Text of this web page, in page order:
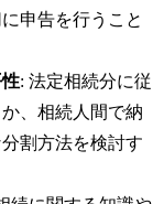
申告を行うこと
: 法定相続分に従
、相続人間で納
割方法を検討す